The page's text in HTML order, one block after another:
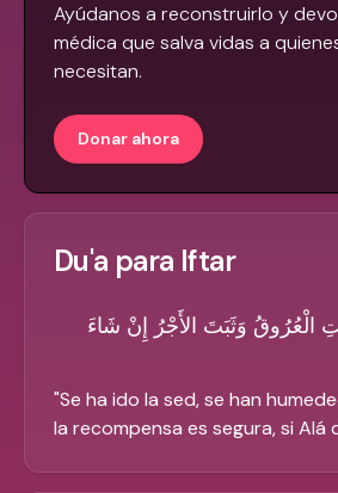
Ayúdanos a reconstruirlo y
médica que salva vidas a
necesitan.
Donar ahora
Du'a para Iftar
الْعُرُوقُ وَثَبَتَ الأَجْرُ إِنْ شَاءَ
"Se ha ido la sed, se han
la recompensa es segura, si Alá